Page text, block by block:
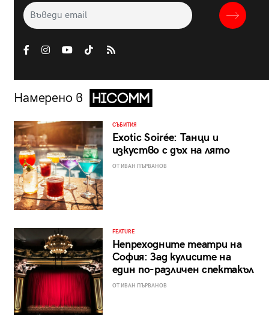
Намерено в
СЪБИТИЯ
Exotic Soirée: Танци и
изкуство с дъх на лято
ОТ ИВАН ПЪРВАНОВ
FEATURE
Непреходните театри на
София: Зад кулисите на
един по-различен спектакъл
ОТ ИВАН ПЪРВАНОВ